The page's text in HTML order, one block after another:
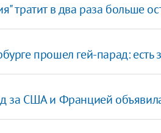
тратит в два раза больше
прошел гей-парад:
за США и Францией